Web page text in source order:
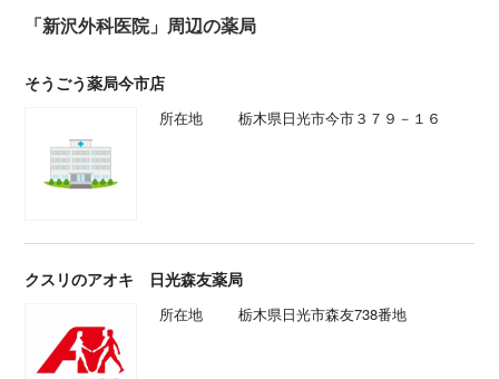
「新沢外科医院」周辺の薬局
そうごう薬局今市店
所在地 栃木県日光市今市３７９－１６
クスリのアオキ 日光森友薬局
所在地 栃木県日光市森友738番地